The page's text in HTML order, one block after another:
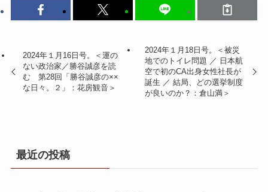
2024年１月16日号。＜運の
ない政治家／勝谷誠彦を読
む 第28回「勝谷誠彦の××
な日々。２」：花房観音＞
2024年１月18日号。＜被災
地でのトイレ問題 ／ 日本航
空で初のCA出身女性社長が
誕生 ／ 結局、どの選挙制度
が良いのか？：倉山満＞
最近の投稿